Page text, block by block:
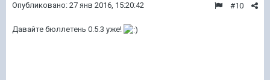
#10
Опубликовано: 27 янв 2016, 15:20:42
Давайте бюллетень 0.5.3 уже!